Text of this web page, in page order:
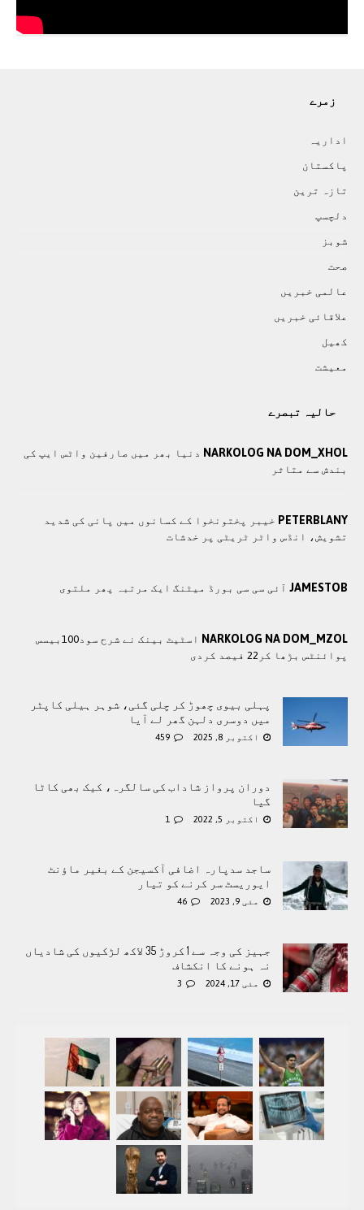
زمرے
اداريہ
پاکستان
تازہ ترين
دلچسپ
شوبز
صحت
عالمی خبريں
علاقائی خبريں
کھيل
معيشت
حالیہ تبصرے
NARKOLOG NA DOM_XHOL دنیا بھر میں صارفین واٹس ایپ کی
بندش سے متاثر
PETERBLANY خیبر پختونخوا کے کسانوں میں پانی کی شدید
تشویش، انڈس واٹر ٹریٹی پر خدشات
JAMESTOB آئی سی سی بورڈ میٹنگ ایک مرتبہ پھر ملتوی
NARKOLOG NA DOM_MZOL
اسٹیٹ بینک نے شرح سود100بیسس
پوائنٹس بڑھا کر22 فیصد کردی
پہلی بیوی چھوڑ کر چلی گئی، شوہر ہیلی کاپٹر
میں دوسری دلہن گھر لے آیا
اکتوبر 8, 2025 459
دوران پرواز شاداب کی سالگرہ، کیک بھی کاٹا
گیا
اکتوبر 5, 2022 1
ساجد سدپارہ اضافی آکسیجن کے بغیر ماؤنٹ
ایوریسٹ سر کرنے کو تیار
مئی 9, 2023 46
جہیز کی وجہ سے 1 کروڑ 35 لاکھ لڑکیوں کی شادیاں
نہ ہونے کا انکشاف
مئی 17, 2024 3